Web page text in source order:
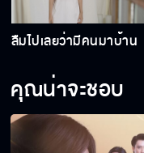
ลืมไปเลยว่ามีคนมาบ้าน
คุณน่าจะชอบ